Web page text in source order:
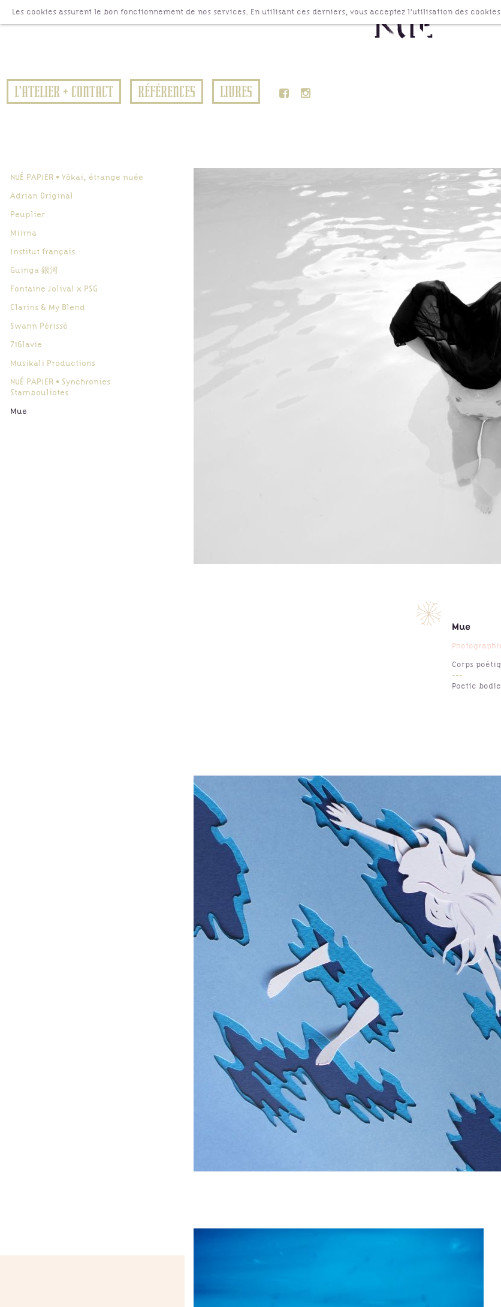
L’ATELIER + CONTACT RÉFÉRENCES LIVRES
NUÉ PAPIER • Yôkai, étrange nuée
Adrian Original
Peuplier
Miirna
Institut français
Guinga 銀河
Fontaine Jolival x PSG
Clarins & My Blend
Swann Périssé
716lavie
Musikali Productions
NUÉ PAPIER • Synchronies
Stambouliotes
Mue
Mue
Corps
---
Poetic
Les cookies assurent le bon fonctionnement de nos services. En utilisant ces derniers, vous acceptez l'utilisation des cookies.